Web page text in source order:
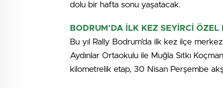
dolu bir hafta sonu yaşatacak.
BODRUM’DA İLK KEZ SEYİRCİ ÖZEL
Bu yıl Rally Bodrum’da ilk kez ilçe
Aydınlar Ortaokulu ile Muğla Sıtkı
kilometrelik etap, 30 Nisan Perşembe